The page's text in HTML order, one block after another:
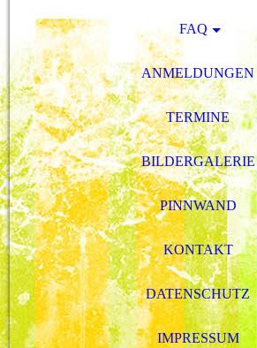
FAQ
ANMELDUNGEN
TERMINE
BILDERGALERIE
PINNWAND
KONTAKT
DATENSCHUTZ
IMPRESSUM